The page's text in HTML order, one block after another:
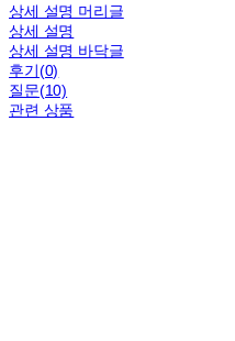
상세 설명 머리글
상세 설명
상세 설명 바닥글
후기(0)
질문(10)
관련 상품